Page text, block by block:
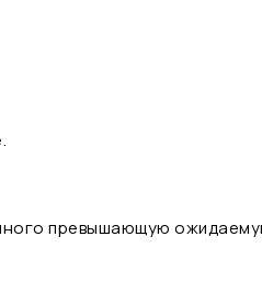
превышающую